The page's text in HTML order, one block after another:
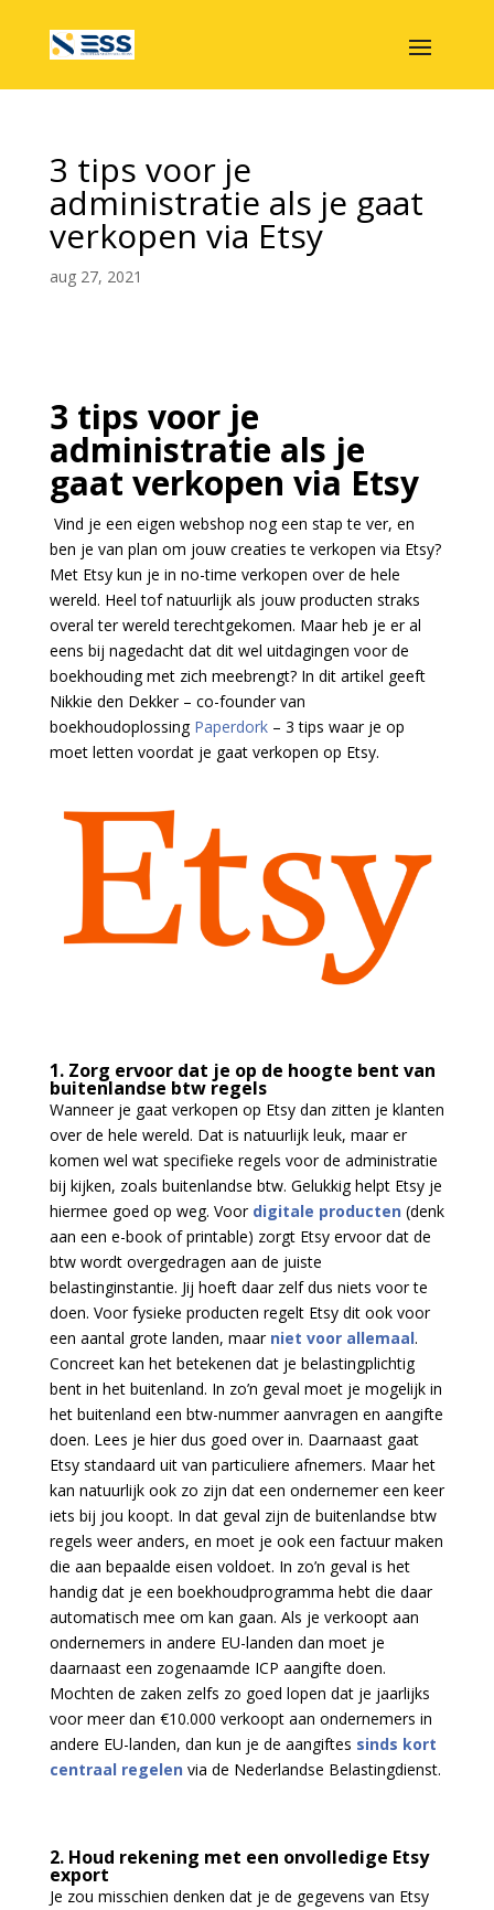
3 tips voor je
administratie als je gaat
verkopen via Etsy
aug 27, 2021
3 tips voor je
administratie als je
gaat verkopen via Etsy
Vind je een eigen webshop nog een stap te ver, en
ben je van plan om jouw creaties te verkopen via Etsy?
Met Etsy kun je in no-time verkopen over de hele
wereld. Heel tof natuurlijk als jouw producten straks
overal ter wereld terechtgekomen. Maar heb je er al
eens bij nagedacht dat dit wel uitdagingen voor de
boekhouding met zich meebrengt? In dit artikel geeft
Nikkie den Dekker – co-founder van
boekhoudoplossing Paperdork– 3 tips waar je op
moet letten voordat je gaat verkopen op Etsy.
1. Zorg ervoor dat je op de hoogte bent van
buitenlandse btw regels
Wanneer je gaat verkopen op Etsy dan zitten je klanten
over de hele wereld. Dat is natuurlijk leuk, maar er
komen wel wat specifieke regels voor de administratie
bij kijken, zoals buitenlandse btw. Gelukkig helpt Etsy je
hiermee goed op weg. Voor digitale producten (denk
aan een e-book of printable) zorgt Etsy ervoor dat de
btw wordt overgedragen aan de juiste
belastinginstantie. Jij hoeft daar zelf dus niets voor te
doen. Voor fysieke producten regelt Etsy dit ook voor
een aantal grote landen, maar niet voor allemaal.
Concreet kan het betekenen dat je belastingplichtig
bent in het buitenland. In zo’n geval moet je mogelijk in
het buitenland een btw-nummer aanvragen en aangifte
doen. Lees je hier dus goed over in. Daarnaast gaat
Etsy standaard uit van particuliere afnemers. Maar het
kan natuurlijk ook zo zijn dat een ondernemer een keer
iets bij jou koopt. In dat geval zijn de buitenlandse btw
regels weer anders, en moet je ook een factuur maken
die aan bepaalde eisen voldoet. In zo’n geval is het
handig dat je een boekhoudprogramma hebt die daar
automatisch mee om kan gaan. Als je verkoopt aan
ondernemers in andere EU-landen dan moet je
daarnaast een zogenaamde ICP aangifte doen.
Mochten de zaken zelfs zo goed lopen dat je jaarlijks
voor meer dan €10.000 verkoopt aan ondernemers in
andere EU-landen, dan kun je de aangiftes sinds kort
centraal regelen via de Nederlandse Belastingdienst.
2. Houd rekening met een onvolledige Etsy
export
Je zou misschien denken dat je de gegevens van Etsy